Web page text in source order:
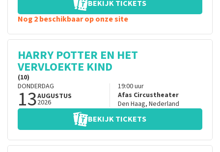
BEKIJK TICKETS
Nog 2 beschikbaar op onze site
HARRY POTTER EN HET
VERVLOEKTE KIND
(10)
DONDERDAG
13AUGUSTUS
2026
19:00uur
Afas Circustheater
Den Haag, Nederland
BEKIJK TICKETS